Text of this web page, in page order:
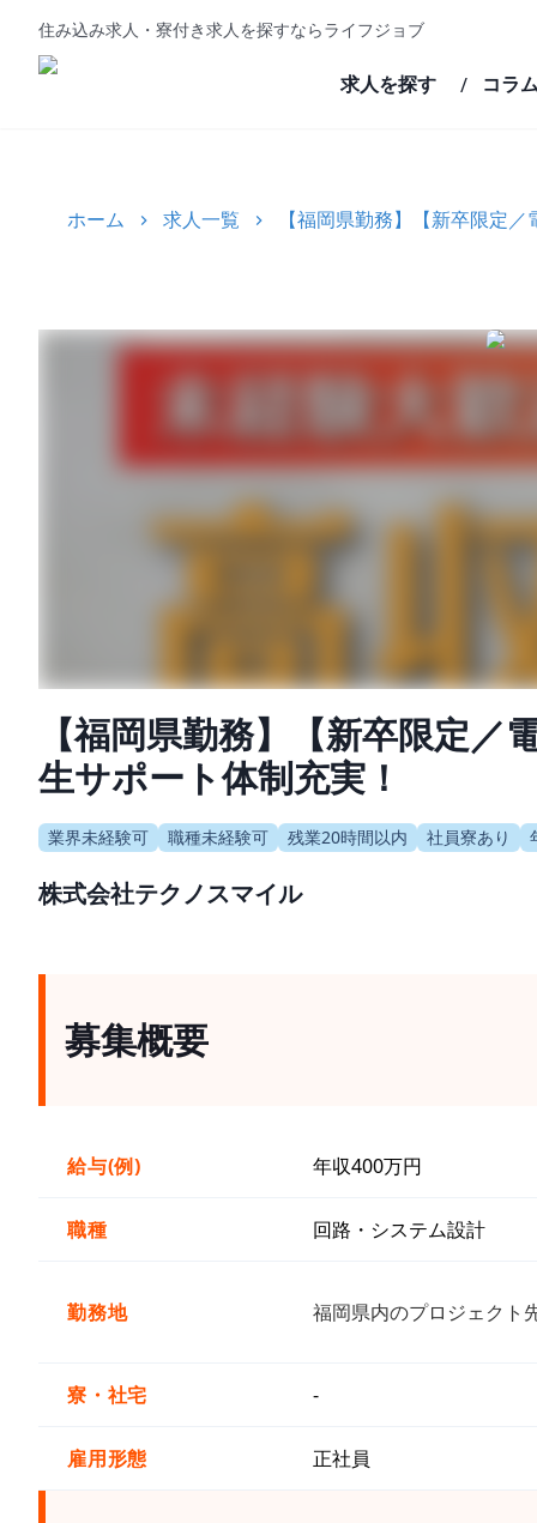
住み込み求人・寮付き求人を探すならライフジョブ
求人を探す / コラ
ホーム 求人一覧 【福岡県勤務】【新卒限定
【福岡県勤務】【新卒限定
生サポート体制充実！
業界未経験可 職種未経験可 残業20時間以内 社員寮あり
株式会社テクノスマイル
募集概要
給与(例) 年収400万円
職種 回路・システム設計
勤務地 福岡県内のプロジェクト
寮・社宅 -
雇用形態 正社員